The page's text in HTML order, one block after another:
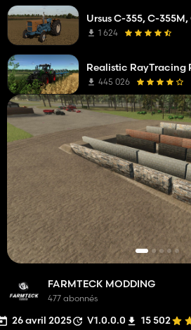
FARMTECK MODDING
477 abonnés
26 avril 2025 V1.0.0.0 15 502
Ursus C-355, C-
1 624
Realistic RayTracing
445 026